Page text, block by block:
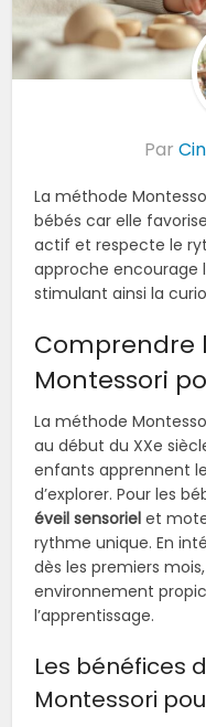
Par
La méthode
bébés car elle
actif et respecte le
approche encourage
stimulant ainsi la
Comprendre
Montessori
La méthode
au début du XXe
enfants apprennent
d’explorer. Pour les
éveil sensoriel et
rythme unique. En
dès les premiers
environnement
l’apprentissage.
Les bénéfices
Montessori